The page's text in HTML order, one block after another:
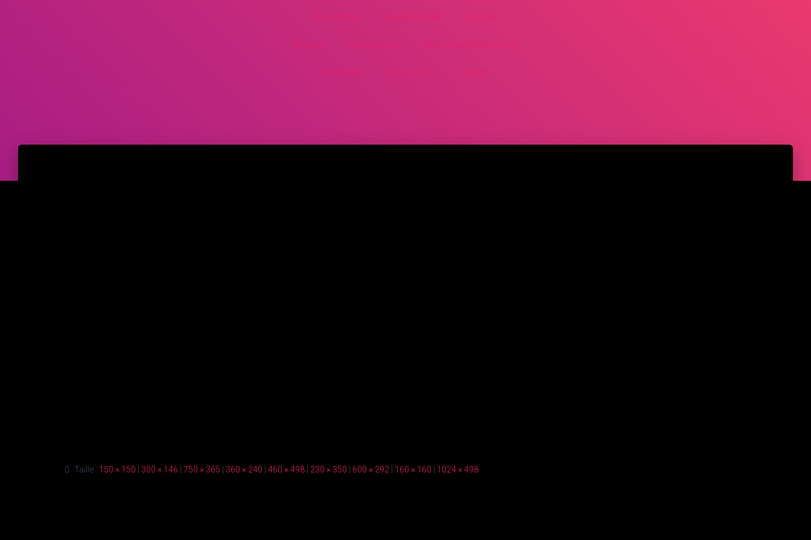
Présentation Béton Décoratif
Braséro Galerie photo Nos zones d’intervention
Actualités Devis en ligne Contact
Taille : 150 × 150 300 × 146 750 × 365 360 × 240 460 × 498 230 × 350 600 × 292 160 × 160 1024 × 498